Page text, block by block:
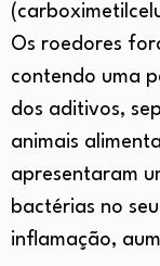
Os roedores
contendo uma
dos aditivos,
animais
apresentaram
bactérias no
inflamação,